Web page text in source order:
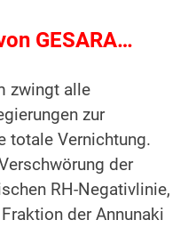
GESARA…
zwingt alle
zur
totale Vernichtung.
der
RH-Negativlinie,
der Annunaki